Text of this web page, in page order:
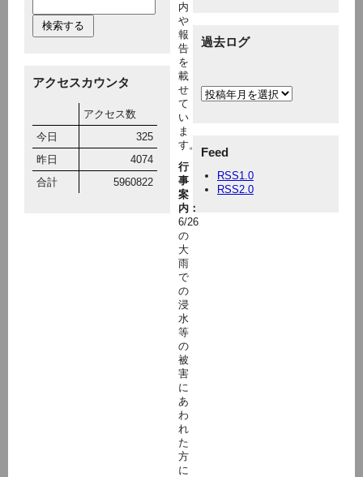
アクセスカウンタ
アクセス数
今日
325
昨日
4074
合計
5960822
過去ログ
Feed
RSS1.0
RSS2.0
内
や
報
告
を
載
せ
て
い
ま
す。
行
事
案
内：
6/26
の
大
雨
で
の
浸
水
等
の
被
害
に
あ
わ
れ
た
方
に